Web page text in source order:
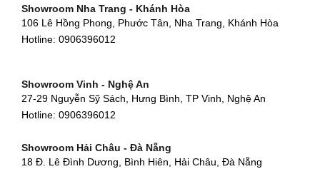
Showroom Quận 11 - TP. HCM
Showroom Quận 4 - TP. HCM
127 Khánh Hội, Phường 3, Quận 4,TP. HCM
Showroom Quận 7 - TP. HCM
Showroom Nha Trang - Khánh Hòa
106 Lê Hồng Phong, Phước Tân, Nha Trang, Khánh Hòa
Hotline: 0906396012
Showroom Vinh - Nghệ An
27-29 Nguyễn Sỹ Sách, Hưng Bình, TP Vinh, Nghệ An
Hotline: 0906396012
Showroom Hải Châu - Đà Nẵng
18 Đ. Lê Đình Dương, Bình Hiên, Hải Châu, Đà Nẵng